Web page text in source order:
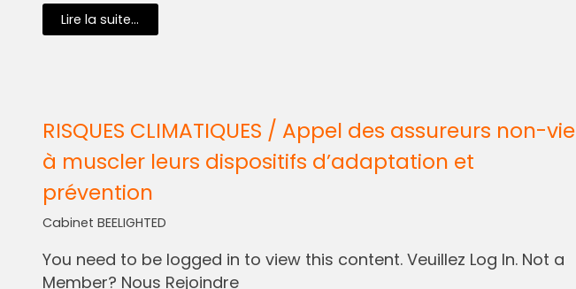
Lire la suite...
RISQUES CLIMATIQUES / Appel des assureurs non-vie
à muscler leurs dispositifs d’adaptation et
prévention
Cabinet BEELIGHTED
You need to be logged in to view this content. Veuillez Log In. Not a
Member? Nous Rejoindre